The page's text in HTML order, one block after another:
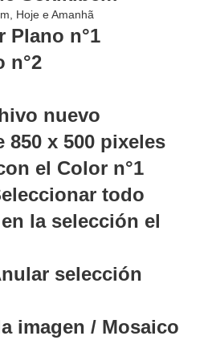
Plano n°1
n°2
nuevo
850 x 500 pixeles
el Color n°1
todo
la selección el
selección
imagen / Mosaico